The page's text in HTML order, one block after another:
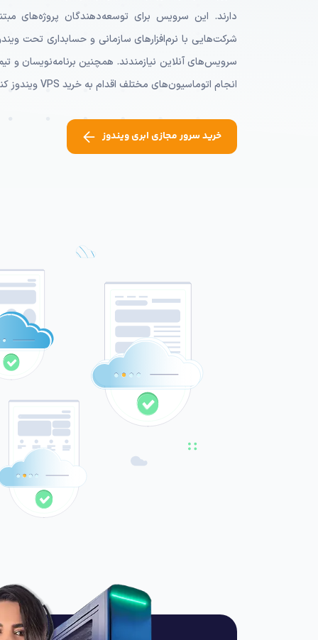
سرویس‌های آنلاین نیازمندند. همچنین برنامه‌نویسان و
انجام اتوماسیون‌های مختلف اقدام به خرید VPS ویندوز کنند.
خرید سرور مجازی ابری ویندوز